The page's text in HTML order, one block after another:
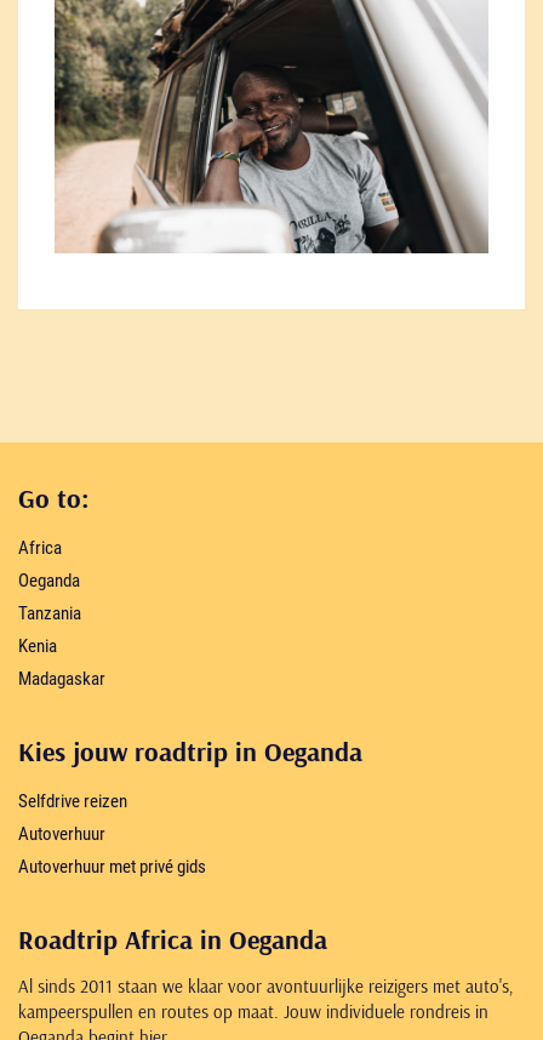
Go to:
Africa
Oeganda
Tanzania
Kenia
Madagaskar
Kies jouw roadtrip in Oeganda
Selfdrive reizen
Autoverhuur
Autoverhuur met privé gids
Roadtrip Africa in Oeganda
Al sinds 2011 staan we klaar voor avontuurlijke reizigers met auto's,
kampeerspullen en routes op maat. Jouw individuele rondreis in